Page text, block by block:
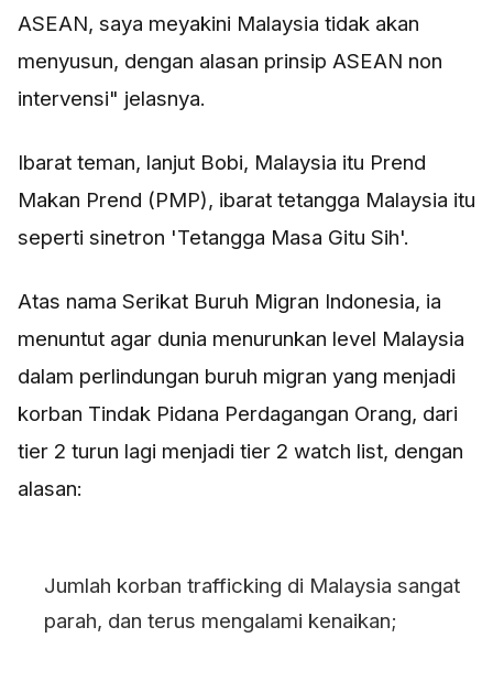
ASEAN, saya meyakini Malaysia tidak akan
menyusun, dengan alasan prinsip ASEAN non
intervensi" jelasnya.
Ibarat teman, lanjut Bobi, Malaysia itu Prend
Makan Prend (PMP), ibarat tetangga Malaysia itu
seperti sinetron 'Tetangga Masa Gitu Sih'.
Atas nama Serikat Buruh Migran Indonesia, ia
menuntut agar dunia menurunkan level Malaysia
dalam perlindungan buruh migran yang menjadi
korban Tindak Pidana Perdagangan Orang, dari
tier 2 turun lagi menjadi tier 2 watch list, dengan
alasan:
Jumlah korban trafficking di Malaysia sangat
parah, dan terus mengalami kenaikan;